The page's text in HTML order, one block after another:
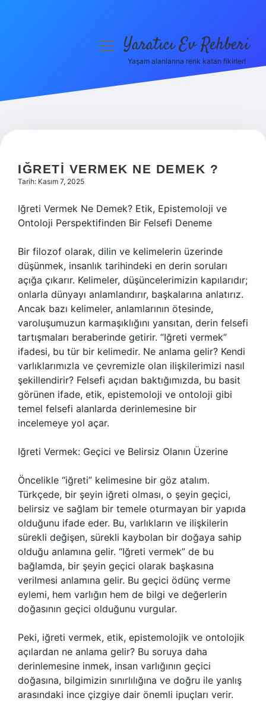
Hakkımızda
menüyüYaratıcı Ev Rehberi
Yaşam alanlarına renk katan fikirler!
IĞRETI VERMEK NE DEMEK ?
Tarih: Kasım 7, 2025
Iğreti Vermek Ne Demek? Etik, Epistemoloji ve
Ontoloji Perspektifinden Bir Felsefi Deneme
Bir filozof olarak, dilin ve kelimelerin üzerinde
düşünmek, insanlık tarihindeki en derin soruları
açığa çıkarır. Kelimeler, düşüncelerimizin kapılarıdır;
onlarla dünyayı anlamlandırır, başkalarına anlatırız.
Ancak bazı kelimeler, anlamlarının ötesinde,
varoluşumuzun karmaşıklığını yansıtan, derin felsefi
tartışmaları beraberinde getirir. “Iğreti vermek”
ifadesi, bu tür bir kelimedir. Ne anlama gelir? Kendi
varlıklarımızla ve çevremizle olan ilişkilerimizi nasıl
şekillendirir? Felsefi açıdan baktığımızda, bu basit
görünen ifade, etik, epistemoloji ve ontoloji gibi
temel felsefi alanlarda derinlemesine bir
incelemeye yol açar.
Iğreti Vermek: Geçici ve Belirsiz Olanın Üzerine
Öncelikle “iğreti” kelimesine bir göz atalım.
Türkçede, bir şeyin iğreti olması, o şeyin geçici,
belirsiz ve sağlam bir temele oturmayan bir yapıda
olduğunu ifade eder. Bu, varlıkların ve ilişkilerin
sürekli değişen, sürekli kaybolan bir doğaya sahip
olduğu anlamına gelir. “Iğreti vermek” de bu
bağlamda, bir şeyin geçici olarak başkasına
verilmesi anlamına gelir. Bu geçici ödünç verme
eylemi, hem varlığın hem de bilgi ve değerlerin
doğasının geçici olduğunu vurgular.
Peki, iğreti vermek, etik, epistemolojik ve ontolojik
açılardan ne anlama gelir? Bu soruya daha
derinlemesine inmek, insan varlığının geçici
doğasına, bilgimizin sınırlılığına ve doğru ile yanlış
arasındaki ince çizgiye dair önemli ipuçları verir.